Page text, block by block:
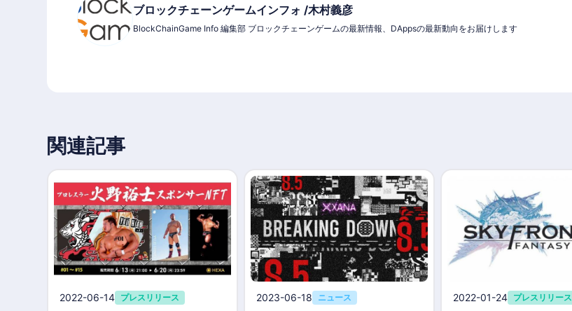
ブロックチェーンゲームインフォ /木村義彦
BlockChainGame Info 編集部 ブロックチェーンゲームの最新情報、DAppsの最新動向をお届けします
関連記事
2022-06-14 プレスリリース 2023-06-18 ニュース 2022-01-24 プレスリリース